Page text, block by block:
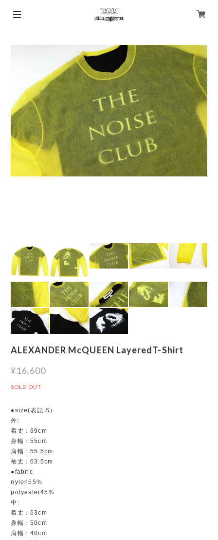
ALEXANDER McQUEEN LayeredT-Shirt
¥16,600
SOLD OUT
●size(表記:S）
外:
着丈：69cm
身幅：55cm
肩幅：55.5cm
袖丈：63.5cm
●fabric
nylon55%
polyester45%
中:
着丈：63cm
身幅：50cm
肩幅：40cm